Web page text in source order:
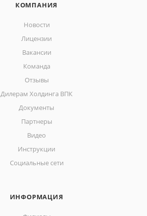
КОМПАНИЯ
Новости
Лицензии
Вакансии
Команда
Отзывы
Дилерам Холдинга ВПК
Документы
Партнеры
Видео
Инструкции
Социальные сети
ИНФОРМАЦИЯ